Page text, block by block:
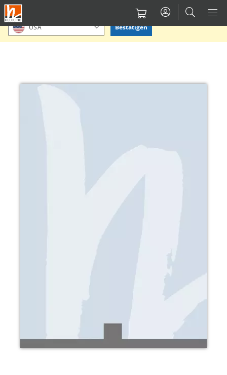
Direkt
zum
Inhalt
Bitte Standort bestätigen oder einen anderen auswählen.
USA Bestätigen